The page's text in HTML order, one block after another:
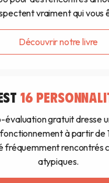
vraiment qui vous
Découvrir notre livre
16
évaluation gratuit dresse
à partir de
fréquemment rencontrés
atypiques.